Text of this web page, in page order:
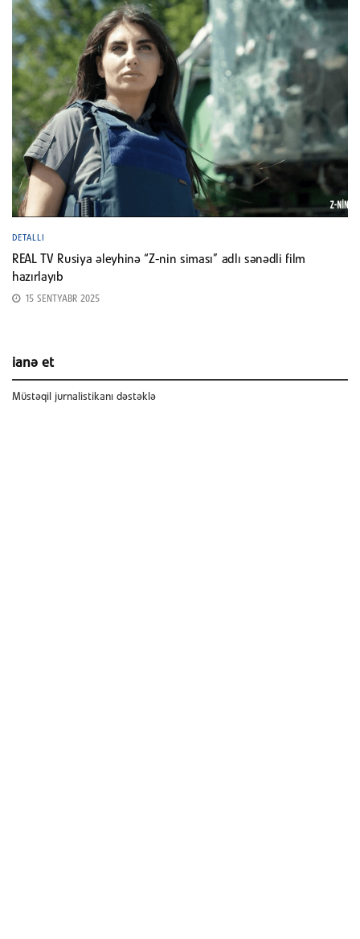
DETALLI
REAL TV Rusiya əleyhinə “Z-nin siması” adlı sənədli film
hazırlayıb
15 SENTYABR 2025
ianə et
Müstəqil jurnalistikanı dəstəklə